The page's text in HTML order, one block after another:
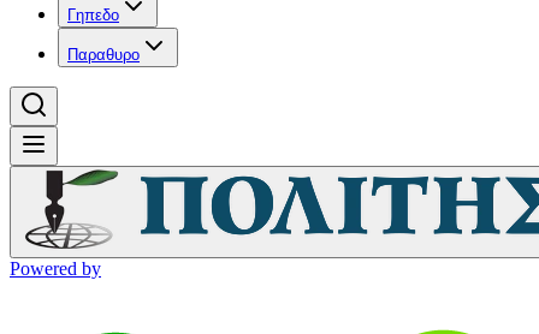
Γηπεδο
Παραθυρο
Powered by